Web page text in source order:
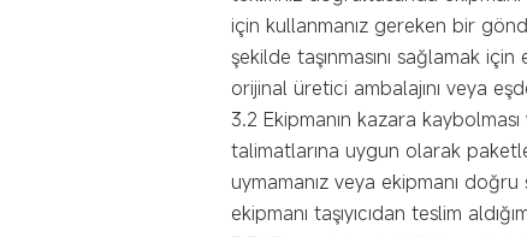
için kullanmanız gereken bir
şekilde taşınmasını sağlamak
orijinal üretici ambalajını veya
3.2 Ekipmanın kazara
talimatlarına uygun olarak
uymamanız veya ekipmanı
ekipmanı taşıyıcıdan teslim